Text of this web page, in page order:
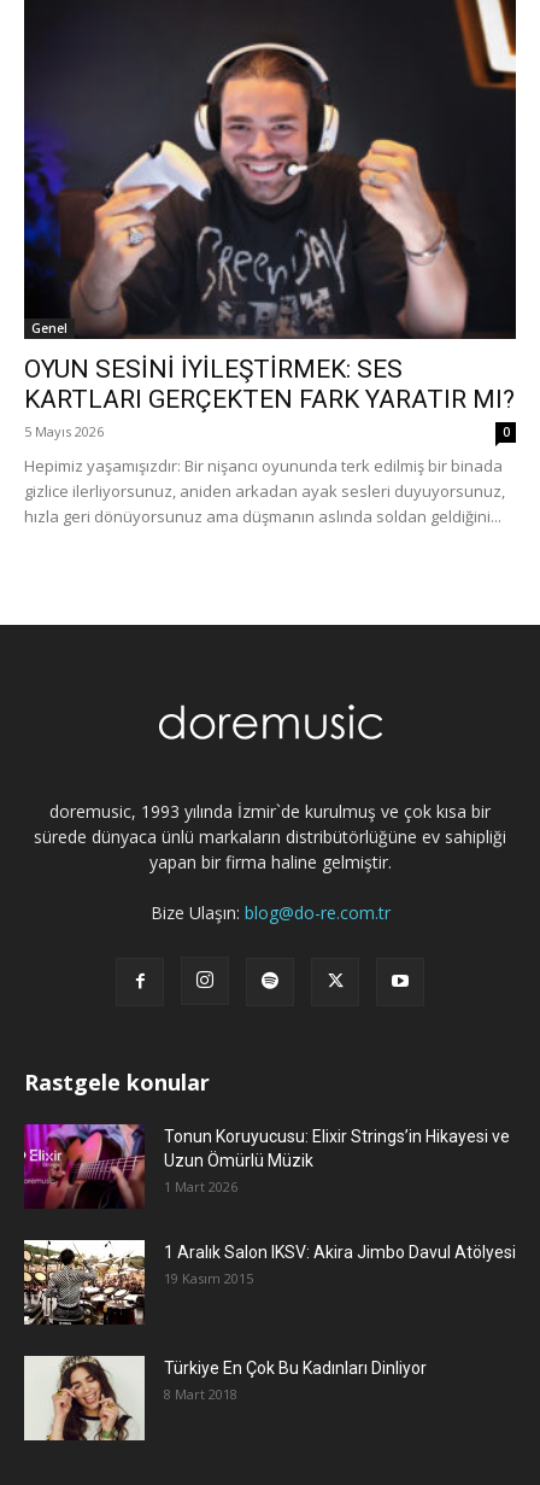
Genel
OYUN SESİNİ İYİLEŞTİRMEK: SES
KARTLARI GERÇEKTEN FARK YARATIR MI?
5 Mayıs 2026 0
Hepimiz yaşamışızdır: Bir nişancı oyununda terk edilmiş bir binada
gizlice ilerliyorsunuz, aniden arkadan ayak sesleri duyuyorsunuz,
hızla geri dönüyorsunuz ama düşmanın aslında soldan geldiğini...
doremusic, 1993 yılında İzmir`de kurulmuş ve çok kısa bir
sürede dünyaca ünlü markaların distribütörlüğüne ev sahipliği
yapan bir firma haline gelmiştir.
Bize Ulaşın: blog@do-re.com.tr
Rastgele konular
Tonun Koruyucusu: Elixir Strings’in Hikayesi ve
Uzun Ömürlü Müzik
1 Mart 2026
1 Aralık Salon IKSV: Akira Jimbo Davul Atölyesi
19 Kasım 2015
Türkiye En Çok Bu Kadınları Dinliyor
8 Mart 2018